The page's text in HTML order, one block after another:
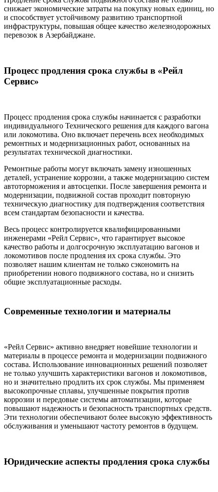
снижает экономические затраты на покупку новых единиц, но
и способствует устойчивому развитию транспортной
инфраструктуры, повышая общее качество железнодорожных
перевозок в Азербайджане.
Процесс продления срока службы в «Рейл
Сервис»
Процесс продления срока службы начинается с разработки
индивидуального Технического решения для каждого вагона
или локомотива. Оно включает перечень всех необходимых
ремонтных и модернизационных работ, основанных на
результатах технической диагностики.
Ремонтные работы могут включать замену изношенных
деталей, устранение коррозии, а также модернизацию систем
автоторможения и автосцепки. После завершения ремонта и
модернизации, подвижной состав проходит повторную
техническую диагностику для подтверждения соответствия
всем стандартам безопасности и качества.
Весь процесс контролируется квалифицированными
инженерами «Рейл Сервис», что гарантирует высокое
качество работы и долгосрочную эксплуатацию вагонов и
локомотивов после продления их срока службы. Это
позволяет нашим клиентам не только сэкономить на
приобретении нового подвижного состава, но и снизить
общие эксплуатационные расходы.
Современные технологии и материалы
«Рейл Сервис» активно внедряет новейшие технологии и
материалы в процессе ремонта и модернизации подвижного
состава. Использование инновационных решений позволяет
не только улучшить характеристики вагонов и локомотивов,
но и значительно продлить их срок службы. Мы применяем
высокопрочные сплавы, улучшенные покрытия против
коррозии и передовые системы автоматизации, которые
повышают надежность и безопасность транспортных средств.
Эти технологии обеспечивают более высокую эффективность
обслуживания и уменьшают частоту ремонтов в будущем.
Юридические аспекты продления срока службы